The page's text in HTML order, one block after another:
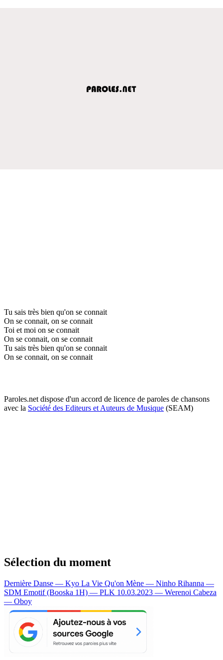
Tu sais très bien qu'on se connait
On se connait, on se connait
Toi et moi on se connait
On se connait, on se connait
Tu sais très bien qu'on se connait
On se connait, on se connait
Paroles.net dispose d'un accord de licence de paroles de chansons
avec la Société des Editeurs et Auteurs de Musique (SEAM)
Sélection du moment
Dernière Danse — Kyo La Vie Qu'on Mène — Ninho Rihanna —
SDM Emotif (Booska 1H) — PLK 10.03.2023 — Werenoi Cabeza
— Oboy